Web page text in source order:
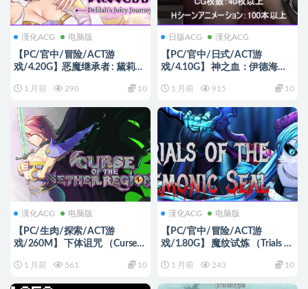
漢化ACG 电脑版
【PC/官中/冒险/ACT游
戏/4.20G】恶魔继承者 : 黛莉菈
Delilah’s Juicy Journey）
险ACT游戏+4.20G
1 月前 290 10
日版ACG 漢化ACG
【PC/官中/日式/ACT游
戏/4.10G】 神之血：伊德海拉
Yidhra） 官中版+存档+日式
1 月前 915 10
漢化ACG 电脑版
【PC/生肉/探索/ACT游
戏/260M】 下体诅咒 （Curse
Ver0.1.0 生肉版+探索ACT游戏
1 月前 561 10
漢化ACG 电脑版
【PC/官中/冒险/ACT游
戏/1.80G】 魔纹试炼 （Trials of
中步兵版+冒险ACT游戏+1.80G
1 月前 243 10